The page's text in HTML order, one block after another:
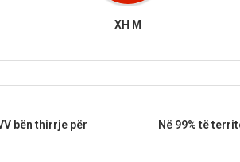
XH M
bën thirrje për
Në 99% të